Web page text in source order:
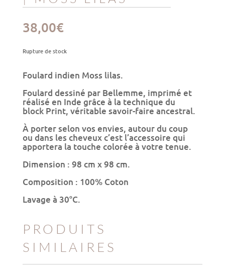
38,00€
Rupture de stock
Foulard indien Moss lilas.
Foulard dessiné par Bellemme, imprimé et
réalisé en Inde grâce à la technique du
block Print, véritable savoir-faire ancestral.
À porter selon vos envies, autour du coup
ou dans les cheveux c’est l’accessoire qui
apportera la touche colorée à votre tenue.
Dimension : 98 cm x 98 cm.
Composition : 100% Coton
Lavage à 30°C.
PRODUITS
SIMILAIRES